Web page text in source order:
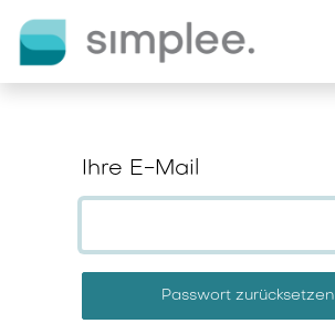
Ihre E-Mail
Passwort zurücksetzen